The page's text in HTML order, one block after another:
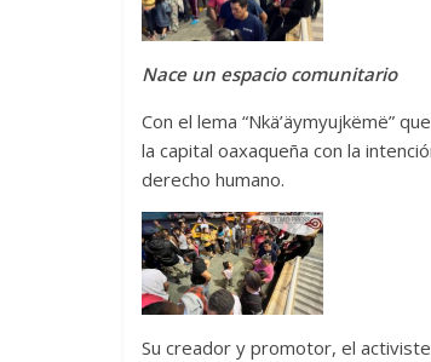
Nace un espacio comunitario
Con el lema “Nkä’äymyujkëmë”
la capital oaxaqueña con la
derecho humano.
Su creador y promotor, el